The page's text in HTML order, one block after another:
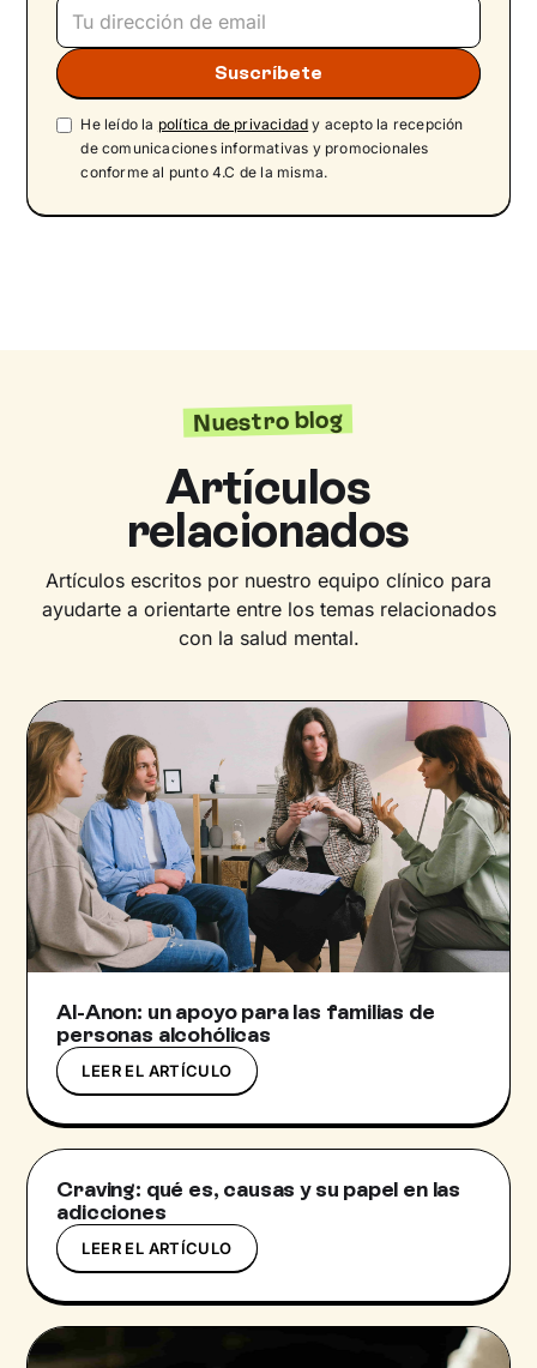
He leído la política de privacidad y acepto la recepción
de comunicaciones informativas y promocionales
conforme al punto 4.C de la misma.
Nuestro blog
Artículos
relacionados
Artículos escritos por nuestro equipo clínico para
ayudarte a orientarte entre los temas relacionados
con la salud mental.
Al-Anon: un apoyo para las familias de
personas alcohólicas
LEER EL ARTÍCULO
Craving: qué es, causas y su papel en las
adicciones
LEER EL ARTÍCULO